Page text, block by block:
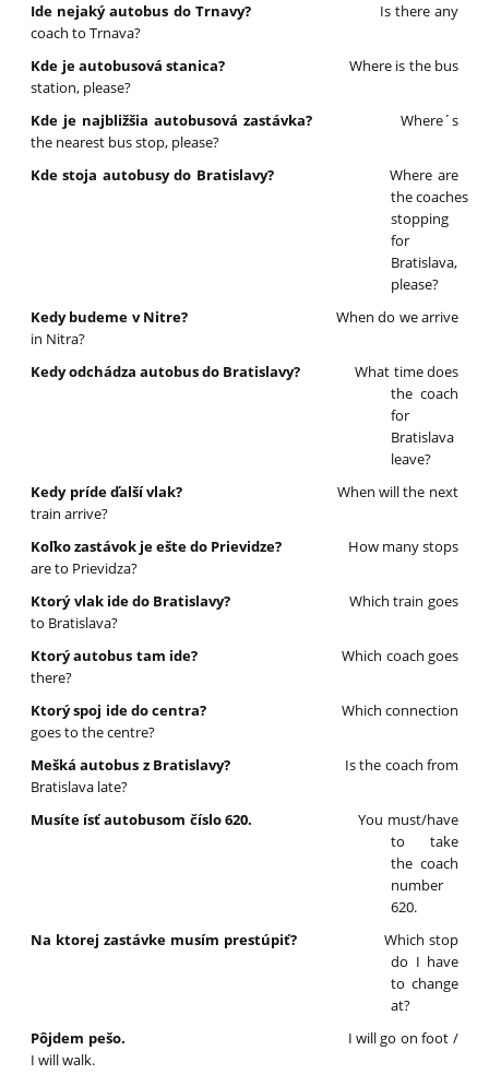
Ide nejaký autobus do Trnavy? Is there any
coach to Trnava?
Kde je autobusová stanica?Where is the bus
station, please?
Kde je najbližšia autobusová zastávka? Where´s
the nearest bus stop, please?
Kde stoja autobusy do Bratislavy?Where are
the coaches
stopping
for
Bratislava,
please?
Kedy budeme v Nitre?When do we arrive
in Nitra?
Kedy odchádza autobus do Bratislavy?What time does
the coach
for
Bratislava
leave?
Kedy príde ďalší vlak? When will the next
train arrive?
Koľko zastávok je ešte do Prievidze? How many stops
are to Prievidza?
Ktorý vlak ide do Bratislavy?Which train goes
to Bratislava?
Ktorý autobus tam ide?Which coach goes
there?
Ktorý spoj ide do centra? Which connection
goes to the centre?
Mešká autobus z Bratislavy? Is the coach from
Bratislava late?
Musíte ísť autobusom číslo 620.You must/have
to take
the coach
number
620.
Na ktorej zastávke musím prestúpiť? Which stop
do I have
to change
at?
Pôjdem pešo. I will go on foot /
I will walk.